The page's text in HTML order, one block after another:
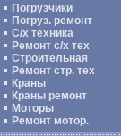
Погрузчики
Погруз. ремонт
С/х техника
Ремонт с/х тех
Строительная
Ремонт стр. тех
Краны
Краны ремонт
Моторы
Ремонт мотор.